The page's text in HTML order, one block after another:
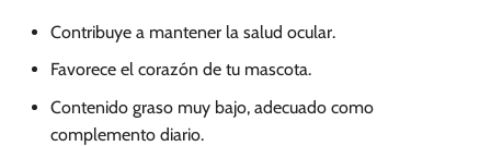
Contribuye a mantener la salud ocular.
Favorece el corazón de tu mascota.
Contenido graso muy bajo, adecuado como
complemento diario.